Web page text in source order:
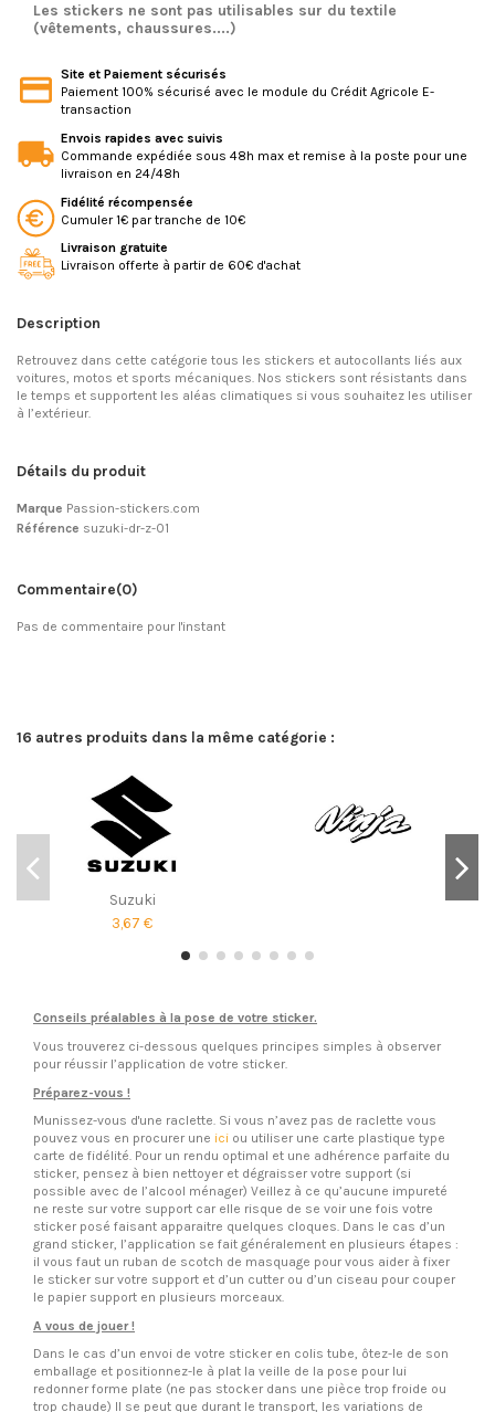
Les stickers ne sont pas utilisables sur du textile
(vêtements, chaussures....)
Site et Paiement sécurisés
Paiement 100% sécurisé avec le module du Crédit Agricole E-
transaction
Envois rapides avec suivis
Commande expédiée sous 48h max et remise à la poste pour une
livraison en 24/48h
Fidélité récompensée
Cumuler 1€ par tranche de 10€
Livraison gratuite
Livraison offerte à partir de 60€ d'achat
Description
Retrouvez dans cette catégorie tous les stickers et autocollants liés aux
voitures, motos et sports mécaniques. Nos stickers sont résistants dans
le temps et supportent les aléas climatiques si vous souhaitez les utiliser
à l’extérieur.
Détails du produit
Marque Passion-stickers.com
Référence suzuki-dr-z-01
Commentaire(0)
Pas de commentaire pour l'instant
16 autres produits dans la même catégorie :
Suzuki
3,67 €
Conseils préalables à la pose de votre sticker.
Vous trouverez ci-dessous quelques principes simples à observer
pour réussir l’application de votre sticker.
Préparez-vous !
Munissez-vous d'une raclette. Si vous n’avez pas de raclette vous
pouvez vous en procurer une ici ou utiliser une carte plastique type
carte de fidélité. Pour un rendu optimal et une adhérence parfaite du
sticker, pensez à bien nettoyer et dégraisser votre support (si
possible avec de l’alcool ménager) Veillez à ce qu’aucune impureté
ne reste sur votre support car elle risque de se voir une fois votre
sticker posé faisant apparaitre quelques cloques. Dans le cas d’un
grand sticker, l’application se fait généralement en plusieurs étapes :
il vous faut un ruban de scotch de masquage pour vous aider à fixer
le sticker sur votre support et d’un cutter ou d’un ciseau pour couper
le papier support en plusieurs morceaux.
A vous de jouer !
Dans le cas d’un envoi de votre sticker en colis tube, ôtez-le de son
emballage et positionnez-le à plat la veille de la pose pour lui
redonner forme plate (ne pas stocker dans une pièce trop froide ou
trop chaude) Il se peut que durant le transport, les variations de